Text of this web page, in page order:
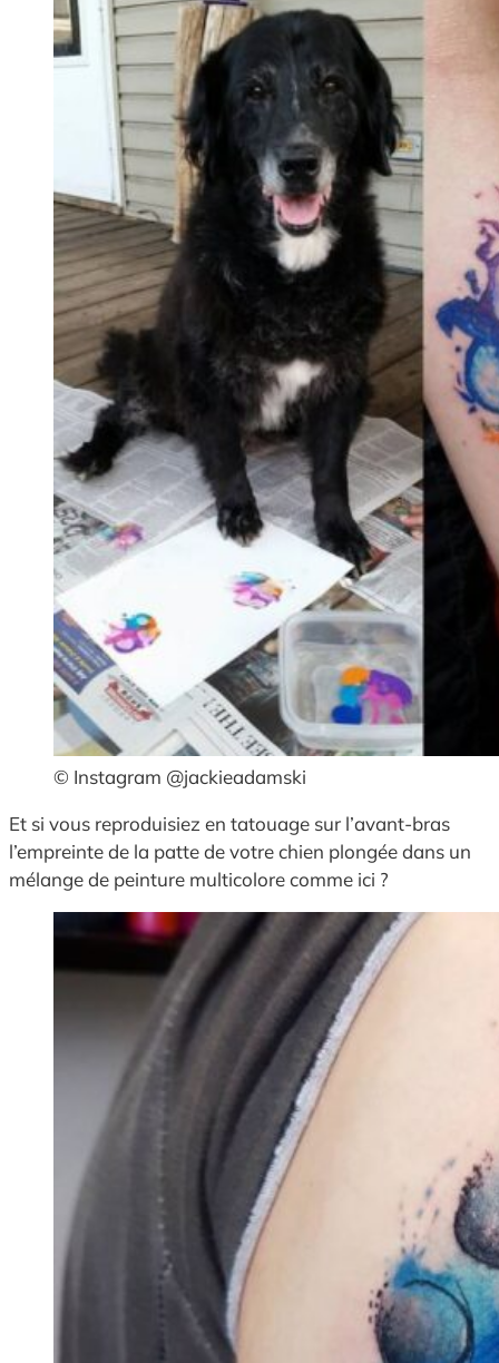
© Instagram @jackieadamski
Et si vous reproduisiez en tatouage sur l’avant-bras
l’empreinte de la patte de votre chien plongée dans un
mélange de peinture multicolore comme ici ?